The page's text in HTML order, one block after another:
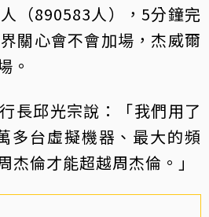
（890583人），5分鐘完
關心會不會加場，杰威爾
。
長邱光宗說：「我們用了
多台虛擬機器、最大的頻
杰倫才能超越周杰倫。」